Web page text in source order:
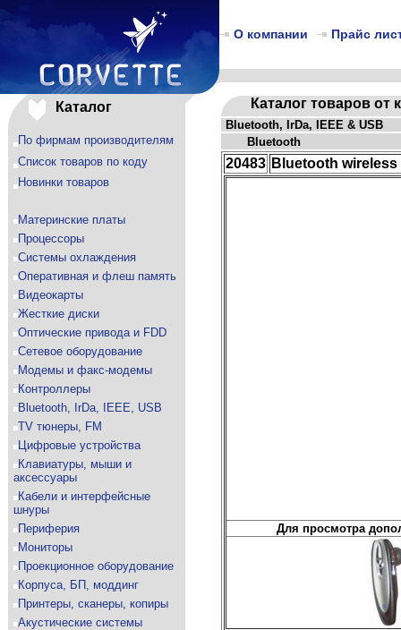
О компании Прайс
Каталог
По фирмам производителям
Список товаров по коду
Новинки товаров
Материнские платы
Процессоры
Системы охлаждения
Оперативная и флеш память
Видеокарты
Жесткие диски
Оптические привода и FDD
Сетевое оборудование
Модемы и факс-модемы
Контроллеры
Bluetooth, IrDa, IEEE, USB
TV тюнеры, FM
Цифровые устройства
Клавиатуры, мыши и
аксессуары
Кабели и интерфейсные
шнуры
Периферия
Мониторы
Проекционное оборудование
Корпуса, БП, моддинг
Принтеры, сканеры, копиры
Акустические системы
Каталог товаров
Bluetooth, IrDa, IEEE & USB
Bluetooth
20483 Bluetooth wireless
Для просмотра